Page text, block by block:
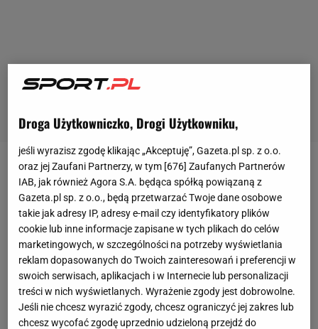
Tylko Hubert Hurkacz (7. ATP) oraz Iga Świątek (1.
WTA) pozostali na placu boju wUS Open, jeśli chodzi
o Polaków. W poniedziałek z turniejem na
nowojorskich kortach pożegnali się Maks
Kaśnikowski (194. ATP),Magda Linette(42. WTA) i
Magdalena Fręch (43. WTA). Cała trójka przegrała
swoje mecze w pierwszej rundzie US Open. Hurkacz
i Świątek wchodzą do gry we wtorek.
Droga Użytkowniczko, Drogi Użytkowniku,
jeśli wyrazisz zgodę klikając „Akceptuję”, Gazeta.pl sp. z o.o.
oraz jej Zaufani Partnerzy, w tym [676] Zaufanych Partnerów
IAB, jak również Agora S.A. będąca spółką powiązaną z
Gazeta.pl sp. z o.o., będą przetwarzać Twoje dane osobowe
takie jak adresy IP, adresy e-mail czy identyfikatory plików
cookie lub inne informacje zapisane w tych plikach do celów
marketingowych, w szczególności na potrzeby wyświetlania
reklam dopasowanych do Twoich zainteresowań i preferencji w
swoich serwisach, aplikacjach i w Internecie lub personalizacji
treści w nich wyświetlanych. Wyrażenie zgody jest dobrowolne.
Jeśli nie chcesz wyrazić zgody, chcesz ograniczyć jej zakres lub
chcesz wycofać zgodę uprzednio udzieloną przejdź do